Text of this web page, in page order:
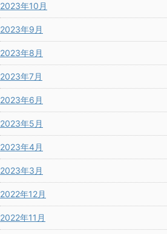
2023年10月
2023年9月
2023年8月
2023年7月
2023年6月
2023年5月
2023年4月
2023年3月
2022年12月
2022年11月